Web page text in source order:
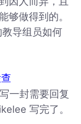
够做得到的。
导组员如何
一封需要回复
写完了。